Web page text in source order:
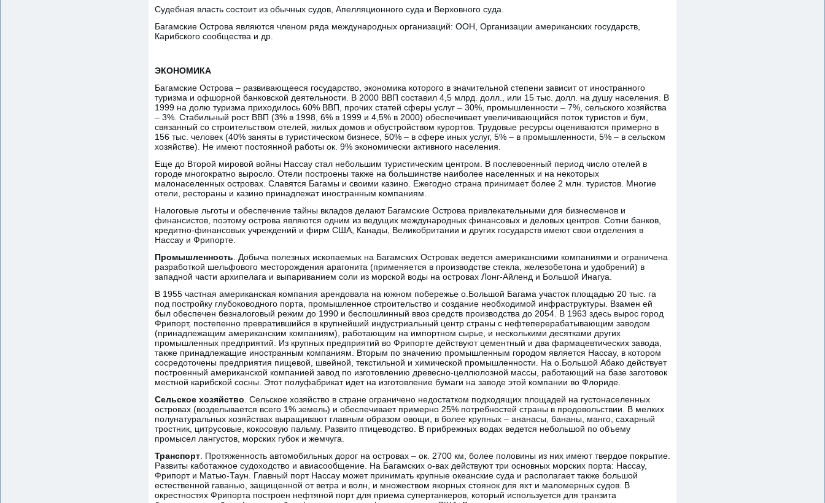
Судебная власть состоит из обычных судов, Апелляционного суда и Верховного суда.
Багамские Острова являются членом ряда международных организаций: ООН, Организации американских государств,
Карибского сообщества и др.
ЭКОНОМИКА
Багамские Острова – развивающееся государство, экономика которого в значительной степени зависит от иностранного
туризма и офшорной банковской деятельности. В 2000 ВВП составил 4,5 млрд. долл., или 15 тыс. долл. на душу населения. В
1999 на долю туризма приходилось 60% ВВП, прочих статей сферы услуг – 30%, промышленности – 7%, сельского хозяйства
– 3%. Стабильный рост ВВП (3% в 1998, 6% в 1999 и 4,5% в 2000) обеспечивает увеличивающийся поток туристов и бум,
связанный со строительством отелей, жилых домов и обустройством курортов. Трудовые ресурсы оцениваются примерно в
156 тыс. человек (40% заняты в туристическом бизнесе, 50% – в сфере иных услуг, 5% – в промышленности, 5% – в сельском
хозяйстве). Не имеют постоянной работы ок. 9% экономически активного населения.
Еще до Второй мировой войны Нассау стал небольшим туристическим центром. В послевоенный период число отелей в
городе многократно выросло. Отели построены также на большинстве наиболее населенных и на некоторых
малонаселенных островах. Славятся Багамы и своими казино. Ежегодно страна принимает более 2 млн. туристов. Многие
отели, рестораны и казино принадлежат иностранным компаниям.
Налоговые льготы и обеспечение тайны вкладов делают Багамские Острова привлекательными для бизнесменов и
финансистов, поэтому острова являются одним из ведущих международных финансовых и деловых центров. Сотни банков,
кредитно-финансовых учреждений и фирм США, Канады, Великобритании и других государств имеют свои отделения в
Нассау и Фрипорте.
Промышленность . Добыча полезных ископаемых на Багамских Островах ведется американскими компаниями и ограничена
разработкой шельфового месторождения арагонита (применяется в производстве стекла, железобетона и удобрений) в
западной части архипелага и выпариванием соли из морской воды на островах Лонг-Айленд и Большой Инагуа.
В 1955 частная американская компания арендовала на южном побережье о.Большой Багама участок площадью 20 тыс. га
под постройку глубоководного порта, промышленное строительство и создание необходимой инфраструктуры. Взамен ей
был обеспечен безналоговый режим до 1990 и беспошлинный ввоз средств производства до 2054. В 1963 здесь вырос город
Фрипорт, постепенно превратившийся в крупнейший индустриальный центр страны с нефтеперерабатывающим заводом
(принадлежащим американским компаниям), работающим на импортном сырье, и несколькими десятками других
промышленных предприятий. Из крупных предприятий во Фрипорте действуют цементный и два фармацевтических завода,
также принадлежащие иностранным компаниям. Вторым по значению промышленным городом является Нассау, в котором
сосредоточены предприятия пищевой, швейной, текстильной и химической промышленности. На о.Большой Абако действует
построенный американской компанией завод по изготовлению древесно-целлюлозной массы, работающий на базе заготовок
местной карибской сосны. Этот полуфабрикат идет на изготовление бумаги на заводе этой компании во Флориде.
Сельское хозяйство . Сельское хозяйство в стране ограничено недостатком подходящих площадей на густонаселенных
островах (возделывается всего 1% земель) и обеспечивает примерно 25% потребностей страны в продовольствии. В мелких
полунатуральных хозяйствах выращивают главным образом овощи, в более крупных – ананасы, бананы, манго, сахарный
тростник, цитрусовые, кокосовую пальму. Развито птицеводство. В прибрежных водах ведется небольшой по объему
промысел лангустов, морских губок и жемчуга.
Транспорт . Протяженность автомобильных дорог на островах – ок. 2700 км, более половины из них имеют твердое покрытие.
Развиты каботажное судоходство и авиасообщение. На Багамских о-вах действуют три основных морских порта: Нассау,
Фрипорт и Матью-Таун. Главный порт Нассау может принимать крупные океанские суда и располагает также большой
естественной гаванью, защищенной от ветра и волн, и множеством якорных стоянок для яхт и маломерных судов. В
окрестностях Фрипорта построен нефтяной порт для приема супертанкеров, который используется для транзита